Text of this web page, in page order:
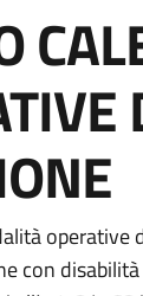
operative
con